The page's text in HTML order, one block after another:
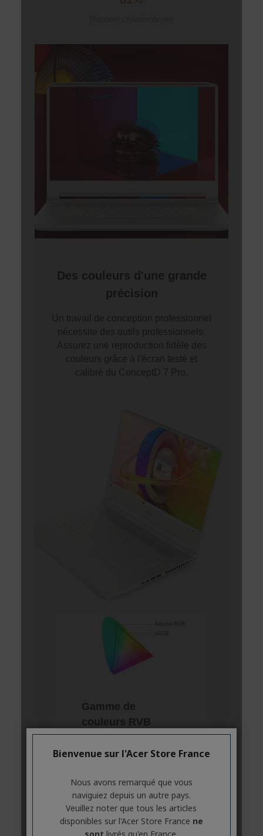
Bienvenue sur l'Acer Store France
Nous avons remarqué que vous
naviguiez depuis un autre pays.
Veuillez noter que tous les articles
disponibles sur l'Acer Store France ne